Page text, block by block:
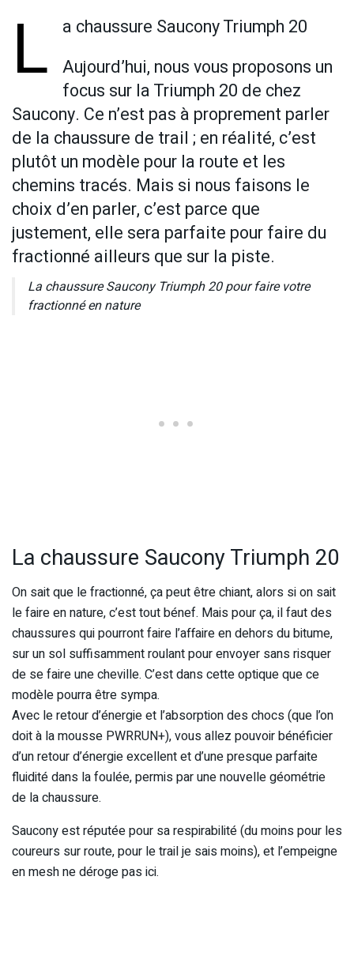
L
a chaussure Saucony Triumph 20
Aujourd’hui, nous vous proposons un
focus sur la Triumph 20 de chez
Saucony. Ce n’est pas à proprement parler
de la chaussure de trail ; en réalité, c’est
plutôt un modèle pour la route et les
chemins tracés. Mais si nous faisons le
choix d’en parler, c’est parce que
justement, elle sera parfaite pour faire du
fractionné ailleurs que sur la piste.
La chaussure Saucony Triumph 20 pour faire votre
fractionné en nature
La chaussure Saucony Triumph 20
On sait que le fractionné, ça peut être chiant, alors si on sait
le faire en nature, c’est tout bénef. Mais pour ça, il faut des
chaussures qui pourront faire l’affaire en dehors du bitume,
sur un sol suffisamment roulant pour envoyer sans risquer
de se faire une cheville. C’est dans cette optique que ce
modèle pourra être sympa.
Avec le retour d’énergie et l’absorption des chocs (que l’on
doit à la mousse PWRRUN+), vous allez pouvoir bénéficier
d’un retour d’énergie excellent et d’une presque parfaite
fluidité dans la foulée, permis par une nouvelle géométrie
de la chaussure.
Saucony est réputée pour sa respirabilité (du moins pour les
coureurs sur route, pour le trail je sais moins), et l’empeigne
en mesh ne déroge pas ici.